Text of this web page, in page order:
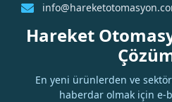
Hareket
En yeni ürünlerden ve
haberdar olmak için e-